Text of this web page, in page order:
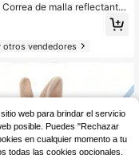
Correa de malla reflectante,
conejo, Accesorios par
Arnés de pecho, Chaleco
para mascotas, Correa
Suministros para mascot
Suministros para c
Accesorios para hámster, C
hámster, Suministros par
vendedores
web para brindar el servicio
posible. Puedes "Rechazar
en cualquier momento a tu
todas las cookies opcionales,